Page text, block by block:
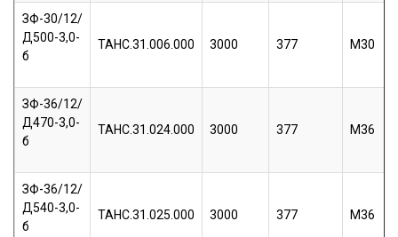
ЗФ-30/12/
Д500-3,0-
б
ТАНС.31.006.000 3000 377 М30
ЗФ-36/12/
Д470-3,0-
б
ТАНС.31.024.000 3000 377 М36
ЗФ-36/12/
Д540-3,0-
б
ТАНС.31.025.000 3000 377 М36